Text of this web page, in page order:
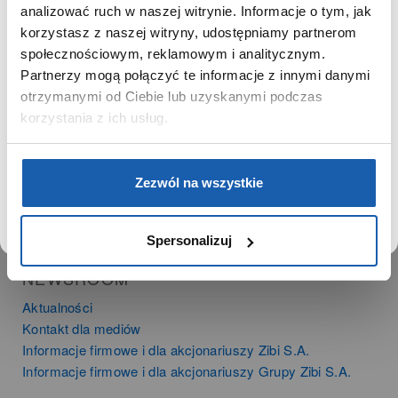
analizować ruch w naszej witrynie. Informacje o tym, jak
korzystasz z naszej witryny, udostępniamy partnerom
społecznościowym, reklamowym i analitycznym.
Partnerzy mogą połączyć te informacje z innymi danymi
otrzymanymi od Ciebie lub uzyskanymi podczas
korzystania z ich usług.
Zezwól na wszystkie
Spersonalizuj
PRODUKTY
Zegarki
Instrumenty muzyczne
Kalkulatory
SIECI SPRZEDAŻY
Salony muzyczne Riff
NEWSROOM
Aktualności
Kontakt dla mediów
Informacje firmowe i dla akcjonariuszy Zibi S.A.
Informacje firmowe i dla akcjonariuszy Grupy Zibi S.A.
SZANOWNA UŻYTKOWNICZKO
Używamy plików cookie w celach analitycznych,
statystycznych i marketingowych, w tym aby analizować
ruch w tej witrynie, optymalizować jej działanie oraz
zapamiętywać Twoje preferencje.